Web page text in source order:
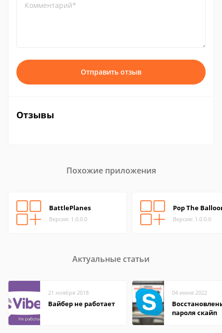
Комментарий*
Отправить отзыв
Отзывы
Похожие приложения
BattlePlanes
Версия: 1.0.0.0
Pop The
Версия: 1.0.0.0
Актуальные статьи
21 ноября 2018
Вайбер не работает
04 июня 2022
пароля скайп